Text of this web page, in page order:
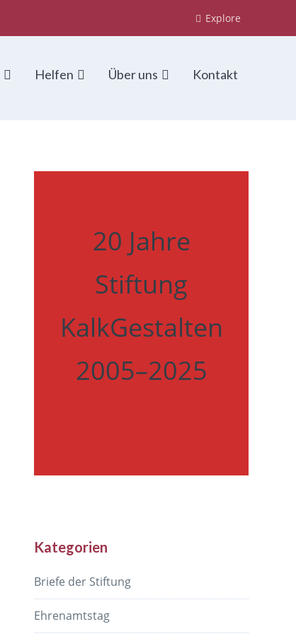
Explore
Helfen Über uns Kontakt
20 Jahre
Stiftung
KalkGestalten
2005–2025
Kategorien
Briefe der Stiftung
Ehrenamtstag